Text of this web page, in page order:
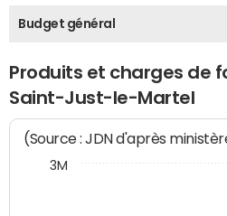
Budget général
Produits et charges de
Saint-Just-le-Martel
(Source : JDN d'après
3M